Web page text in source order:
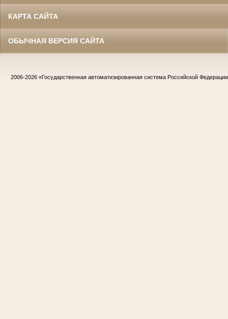
КАРТА САЙТА
ОБЫЧНАЯ ВЕРСИЯ САЙТА
2006-2026 «Государственная автоматизированная система Российской